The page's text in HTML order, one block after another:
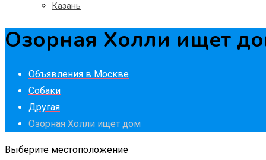
Казань
Озорная Холли ищет
Объявления в Москве
Собаки
Другая
Озорная Холли ищет дом
Выберите местоположение